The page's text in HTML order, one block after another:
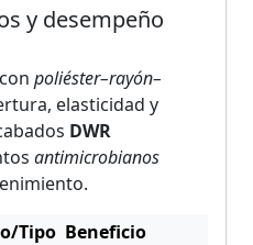
y desempeño
con poliéster–rayón–
elasticidad y
DWR
antimicrobianos
Tipo Beneficio